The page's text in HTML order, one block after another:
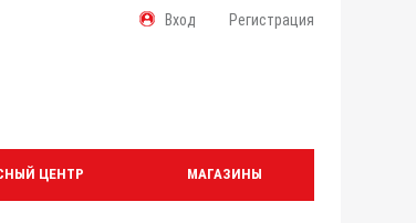
Вход Регистрация
ЦЕНТР МАГАЗИНЫ